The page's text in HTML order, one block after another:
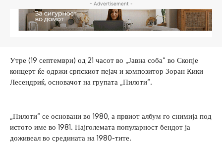
- Advertisement -
Утре (19 септември) од 21 часот во „Јавна соба“ во Скопје
концерт ќе одржи српскиот пејач и композитор Зоран Кики
Лесендриќ, основачот на групата „Пилоти“.
„Пилоти“ се основани во 1980, а првиот албум го снимија под
истото име во 1981. Најголемата популарност бендот ја
доживеал во средината на 1980-тите.